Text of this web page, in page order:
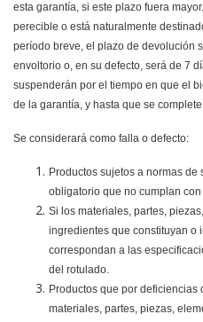
esta garantía, si este plazo fuera
perecible o está naturalmente
período breve, el plazo de devolución
envoltorio o, en su defecto, será de 7
suspenderán por el tiempo en que el
de la garantía, y hasta que se
Se considerará como falla o defecto:
Productos sujetos a normas
obligatorio que no cumplan
Si los materiales, partes,
ingredientes que constituyan o
correspondan a las
del rotulado.
Productos que por
materiales, partes, piezas,